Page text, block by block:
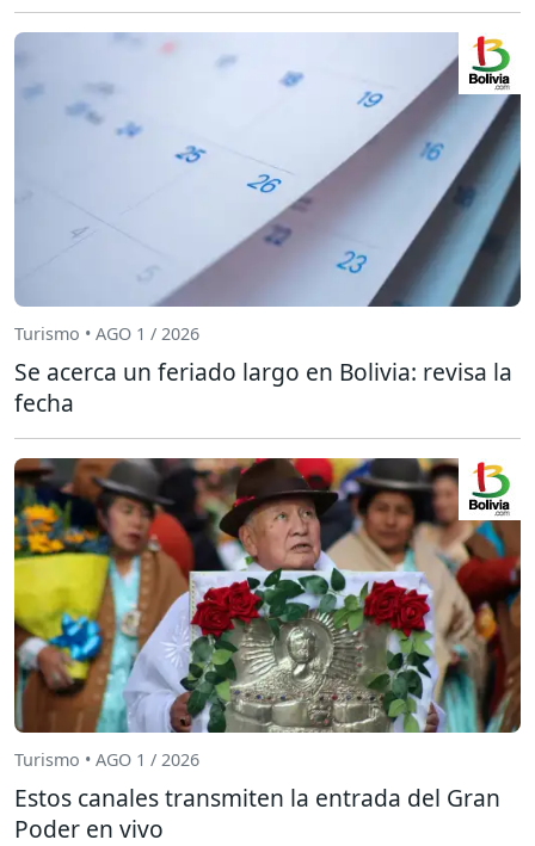
Turismo • AGO 1 / 2026
Se acerca un feriado largo en Bolivia: revisa la
fecha
Turismo • AGO 1 / 2026
Estos canales transmiten la entrada del Gran
Poder en vivo